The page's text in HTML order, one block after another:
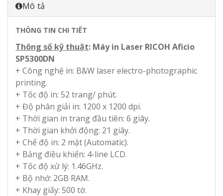
Mô tả
THÔNG TIN CHI TIẾT
Thông số kỹ thuật: Máy in Laser RICOH Aficio
SP5300DN
+ Công nghệ in: B&W laser electro-photographic
printing.
+ Tốc độ in: 52 trang/ phút.
+ Độ phân giải in: 1200 x 1200 dpi.
+ Thời gian in trang đầu tiên: 6 giây.
+ Thời gian khởi động: 21 giây.
+ Chế độ in: 2 mặt (Automatic).
+ Bảng điều khiển: 4-line LCD.
+ Tốc độ xử lý: 1.46GHz.
+ Bộ nhớ: 2GB RAM.
+ Khay giấy: 500 tờ.